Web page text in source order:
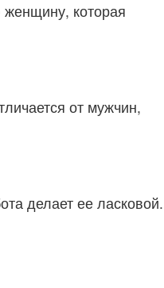
которая
от мужчин,
делает ее ласковой.